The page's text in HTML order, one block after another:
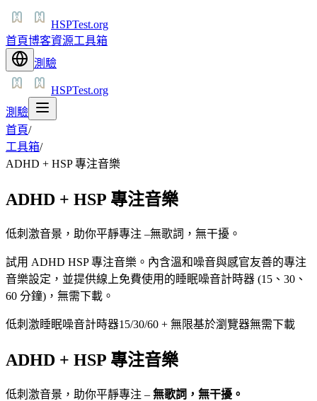
HSPTest.org
首頁博客資源工具箱
測驗
HSPTest.org
測驗
首頁/
工具箱/
ADHD + HSP 專注音樂
ADHD + HSP 專注音樂
低刺激音景，助你平靜專注 –無歌詞，無干擾。
試用 ADHD HSP 專注音樂。內含溫和噪音與感官友善的專注
音樂設定，並提供線上免費使用的睡眠噪音計時器 (15、30、
60 分鐘)，無需下載。
低刺激睡眠噪音計時器15/30/60 + 無限基於瀏覽器無需下載
ADHD + HSP 專注音樂
低刺激音景，助你平靜專注 – 無歌詞，無干擾。